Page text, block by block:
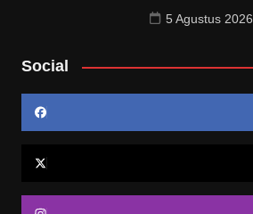
5 Agustus 2026
Social